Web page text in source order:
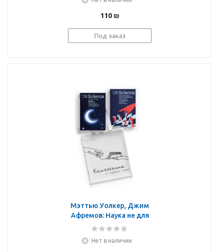
110 ₪
Под заказ
Мэттью Уолкер, Джим
Афремов: Наука не для
скуки. Сборный
шоппером
Нет в наличии